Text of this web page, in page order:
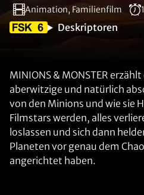
Animation, Familienfilm
Deskriptoren
MINIONS & MONSTER
aberwitzige und natürlich
von den Minions und wie sie
Filmstars werden, alles
loslassen und sich dann
Planeten vor genau dem
angerichtet haben.